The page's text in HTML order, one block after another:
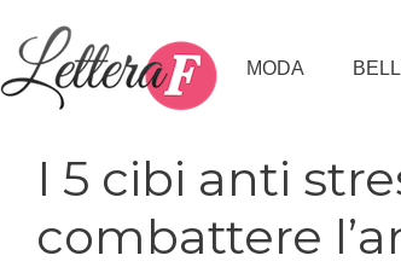
MODA
I 5 cibi anti
combattere